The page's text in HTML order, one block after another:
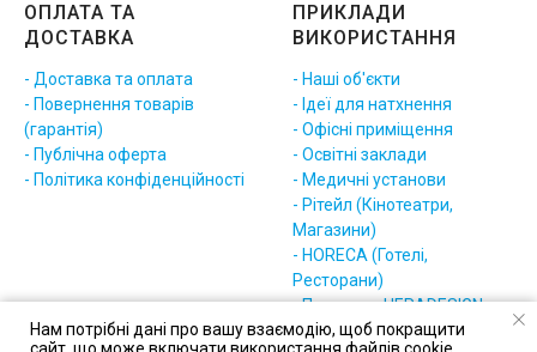
Нам потрібні дані про вашу взаємодію, щоб покращити
ОПЛАТА ТА
ДОСТАВКА
- Доставка та оплата
- Повернення товарів
(гарантія)
- Публічна оферта
- Політика конфіденційності
ПРИКЛАДИ
ВИКОРИСТАННЯ
- Наші об'єкти
- Ідеї для натхнення
- Офісні приміщення
- Освітні заклади
- Медичні установи
- Рітейл (Кінотеатри,
Магазини)
- HORECA (Готелі,
Ресторани)
- Приклади HERADESIGN
(різне)